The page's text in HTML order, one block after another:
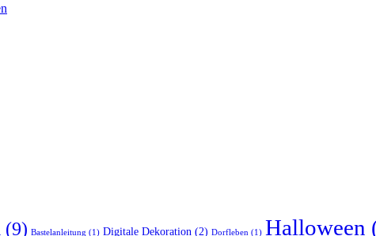
(9) Bastelanleitung (1) Digitale Dekoration (2) Dorfleben (1) Halloween